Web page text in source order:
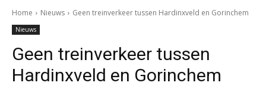
Home Nieuws Geen treinverkeer tussen Hardinxveld en Gorinchem
Nieuws
Geen treinverkeer tussen
Hardinxveld en Gorinchem